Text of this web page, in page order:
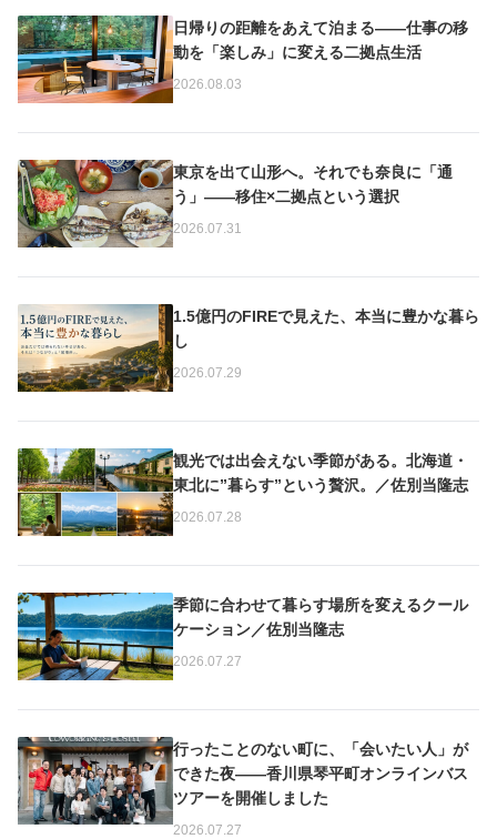
日帰りの距離をあえて泊まる——仕事の移
動を「楽しみ」に変える二拠点生活
2026.08.03
東京を出て山形へ。それでも奈良に「通
う」——移住×二拠点という選択
2026.07.31
1.5億円のFIREで見えた、本当に豊かな暮ら
し
2026.07.29
観光では出会えない季節がある。北海道・
東北に”暮らす”という贅沢。／佐別当隆志
2026.07.28
季節に合わせて暮らす場所を変えるクール
ケーション／佐別当隆志
2026.07.27
行ったことのない町に、「会いたい人」が
できた夜——香川県琴平町オンラインバス
ツアーを開催しました
2026.07.27